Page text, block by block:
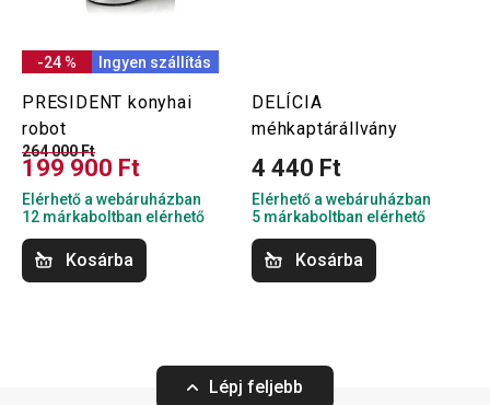
-24 % Ingyen szállítás
PRESIDENT konyhai
robot
264 000 Ft
199 900 Ft
Elérhető a webáruházban
12 márkaboltban elérhető
Kosárba
DELÍCIA
méhkaptárállvány
4 440 Ft
Elérhető a webáruházban
5 márkaboltban elérhető
Kosárba
Lépj feljebb